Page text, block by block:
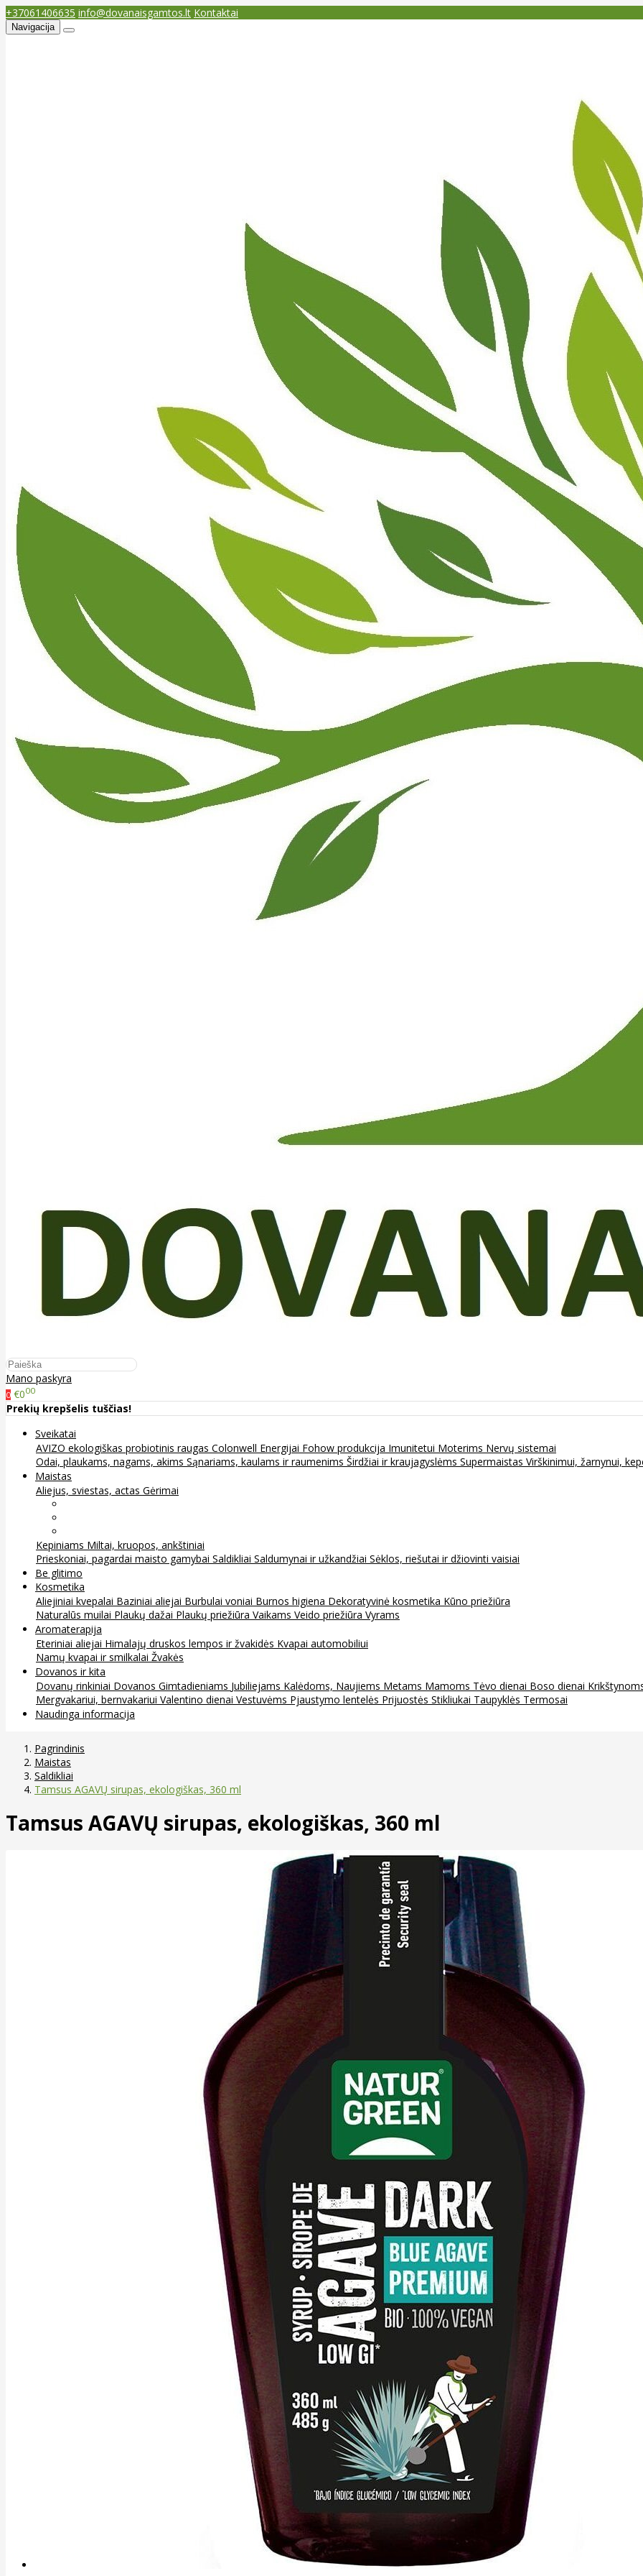
+37061406635 info@dovanaisgamtos.lt Kontaktai
Navigacija
Mano paskyra
0 €000
Prekių krepšelis tuščias!
Sveikatai
AVIZO ekologiškas probiotinis raugas Colonwell Energijai Fohow produkcija Imunitetui Moterims Nervų sistemai
Odai, plaukams, nagams, akims Sąnariams, kaulams ir raumenims Širdžiai ir kraujagyslėms Supermaistas Virškinimui, žarnynui,
Maistas
Aliejus, sviestas, actas Gėrimai
Kepiniams Miltai, kruopos, ankštiniai
Prieskoniai, pagardai maisto gamybai Saldikliai Saldumynai ir užkandžiai Sėklos, riešutai ir džiovinti vaisiai
Be glitimo
Kosmetika
Aliejiniai kvepalai Baziniai aliejai Burbulai voniai Burnos higiena Dekoratyvinė kosmetika Kūno priežiūra
Naturalūs muilai Plaukų dažai Plaukų priežiūra Vaikams Veido priežiūra Vyrams
Aromaterapija
Eteriniai aliejai Himalajų druskos lempos ir žvakidės Kvapai automobiliui
Namų kvapai ir smilkalai Žvakės
Dovanos ir kita
Dovanų rinkiniai Dovanos Gimtadieniams Jubiliejams Kalėdoms, Naujiems Metams Mamoms Tėvo dienai Boso dienai
Mergvakariui, bernvakariui Valentino dienai Vestuvėms Pjaustymo lentelės Prijuostės Stikliukai Taupyklės Termosai
Naudinga informacija
Pagrindinis
Maistas
Saldikliai
Tamsus AGAVŲ sirupas, ekologiškas, 360 ml
Tamsus AGAVŲ sirupas, ekologiškas, 360 ml